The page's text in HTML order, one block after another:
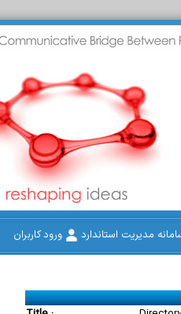
مدیریت استاندارد ورود کاربران